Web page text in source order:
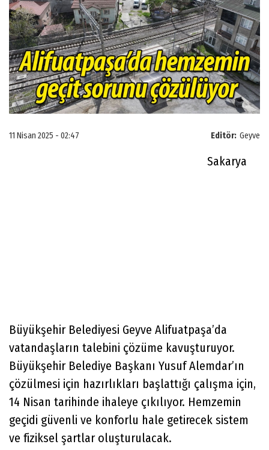
Editör: Geyve
11 Nisan 2025 - 02:47
Sakarya
Büyükşehir Belediyesi Geyve Alifuatpaşa’da
vatandaşların talebini çözüme kavuşturuyor.
Büyükşehir Belediye Başkanı Yusuf Alemdar’ın
çözülmesi için hazırlıkları başlattığı çalışma için,
14 Nisan tarihinde ihaleye çıkılıyor. Hemzemin
geçidi güvenli ve konforlu hale getirecek sistem
ve fiziksel şartlar oluşturulacak.